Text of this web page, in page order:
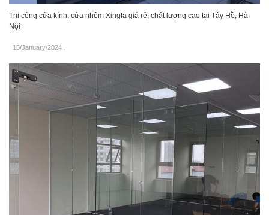
Thi công cửa kính, cửa nhôm Xingfa giá rẻ, chất lượng cao tại Tây Hồ, Hà
Nội
15/January/2024